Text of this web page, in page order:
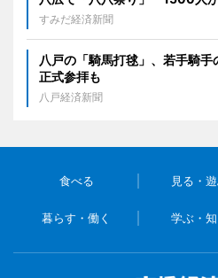
すみだ経済新聞
八戸の「騎馬打毬」、若手騎
正式参拝も
八戸経済新聞
食べる 見る・
暮らす・働く 学ぶ・